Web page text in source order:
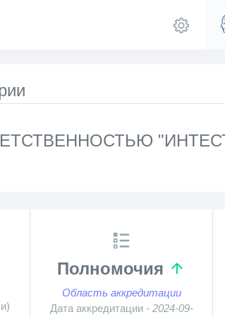
Полномочия
Область аккредитации
Дата аккредитации - 2024-09-